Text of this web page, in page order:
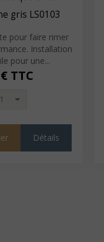
gris LS0103
pour faire rimer
Installation
pour une...
TTC
Détails